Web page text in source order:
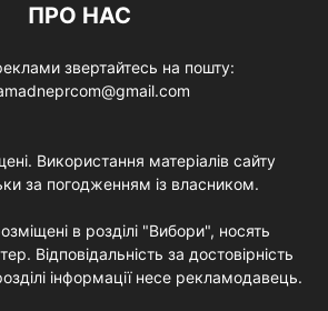
ПРО НАС
звертайтесь на пошту:
Використання матеріалів сайту
за погодженням із власником.
в розділі "Вибори", носять
Відповідальність за достовірність
інформації несе рекламодавець.